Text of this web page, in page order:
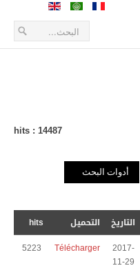
hits : 14487
أدوات البحث
التاريخ التحميل
hits
2017-
11-29
Télécharger
5223